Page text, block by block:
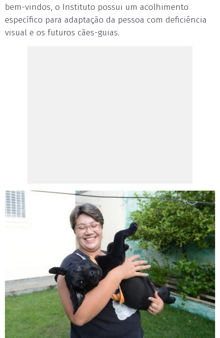
bem-vindos, o Instituto possui um acolhimento
específico para adaptação da pessoa com deficiência
visual e os futuros cães-guias.